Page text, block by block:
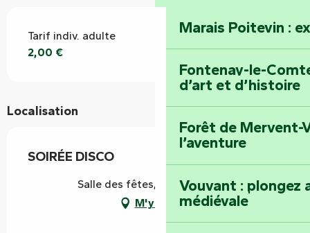
Marais Poitevin :
Fontenay-le-
d’art et d’histoire
Forêt de Mervent-
l’aventure
Vouvant : plongez
médiévale
Tarif indiv. adulte
2,00 €
Localisation
SOIRÉE DISCO
Salle des fêtes, 85420 Damvix
M'y rendre